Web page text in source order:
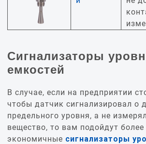
Сигнализаторы
емкостей
В случае, если на предприятии
чтобы датчик сигнализировал о
предельного уровня, а не
вещество, то вам подойдут более
экономичные сигнализаторы